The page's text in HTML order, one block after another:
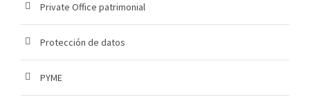
Private Office patrimonial
Protección de datos
PYME